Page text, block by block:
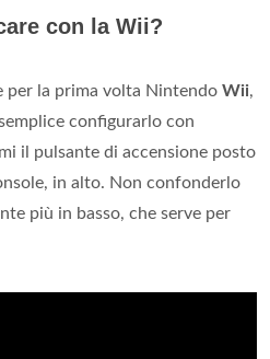
con la Wii?
per la prima volta Nintendo Wii,
configurarlo con
il pulsante di accensione posto
in alto. Non confonderlo
più in basso, che serve per